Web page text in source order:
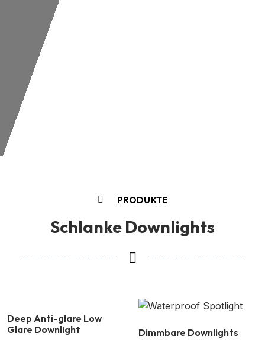
PRODUKTE
Schlanke Downlights
Deep Anti-glare Low
Glare Downlight
Dimmbare Downlights